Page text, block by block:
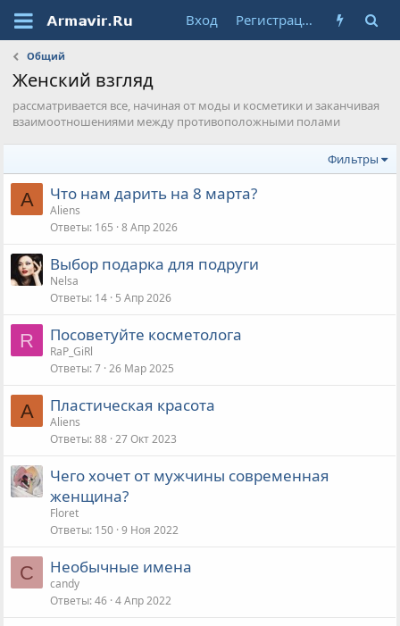
Вход Регистрация
Общий
Женский взгляд
рассматривается все, начиная от моды и косметики и заканчивая
взаимоотношениями между противоположными полами
Фильтры
A Что нам дарить на 8 марта?
Aliens
Ответы 165 8 Апр 2026
Выбор подарка для подруги
Nelsa
Ответы 14 5 Апр 2026
R Посоветуйте косметолога
RaP_GiRl
Ответы 7 26 Мар 2025
A Пластическая красота
Aliens
Ответы 88 27 Окт 2023
Чего хочет от мужчины современная
женщина?
Floret
Ответы 150 9 Ноя 2022
C Необычные имена
candy
Ответы 46 4 Апр 2022